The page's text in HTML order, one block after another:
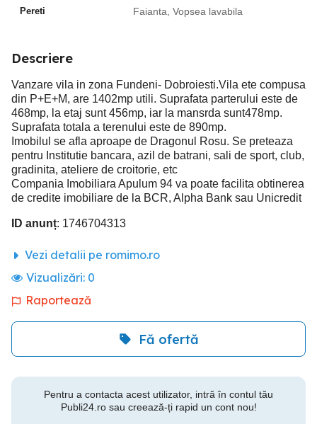
Pereti Faianta, Vopsea lavabila
Descriere
Vanzare vila in zona Fundeni- Dobroiesti.Vila ete compusa
din P+E+M, are 1402mp utili. Suprafata parterului este de
468mp, la etaj sunt 456mp, iar la mansrda sunt478mp.
Suprafata totala a terenului este de 890mp.
Imobilul se afla aproape de Dragonul Rosu. Se preteaza
pentru Institutie bancara, azil de batrani, sali de sport, club,
gradinita, ateliere de croitorie, etc
Compania Imobiliara Apulum 94 va poate facilita obtinerea
de credite imobiliare de la BCR, Alpha Bank sau Unicredit
ID anunț: 1746704313
Vezi detalii pe romimo.ro
Vizualizări: 0
Raportează
Fă ofertă
Pentru a contacta acest utilizator, intră în contul tău
Publi24.ro sau creează-ți rapid un cont nou!